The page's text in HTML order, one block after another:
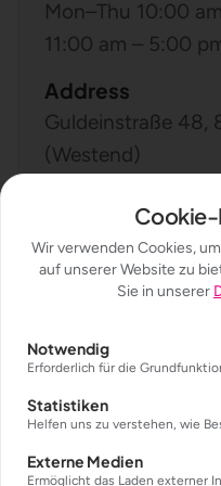
Mon–Thu 10:00
11:00 am – 5:00
Address
Guldeinstraße 48,
(Westend)
Entry is valid for a
slot online.
Book your visit
Cookie-
Wir verwenden Cookies,
auf unserer Website zu
Sie in unserer
Notwendig
Erforderlich für die
Statistiken
Helfen uns zu verstehen, wie
Externe Medien
Ermöglicht das Laden externer